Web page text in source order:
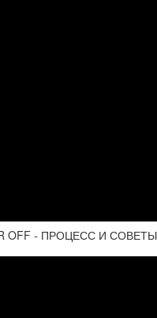
OFF - ПРОЦЕСС И